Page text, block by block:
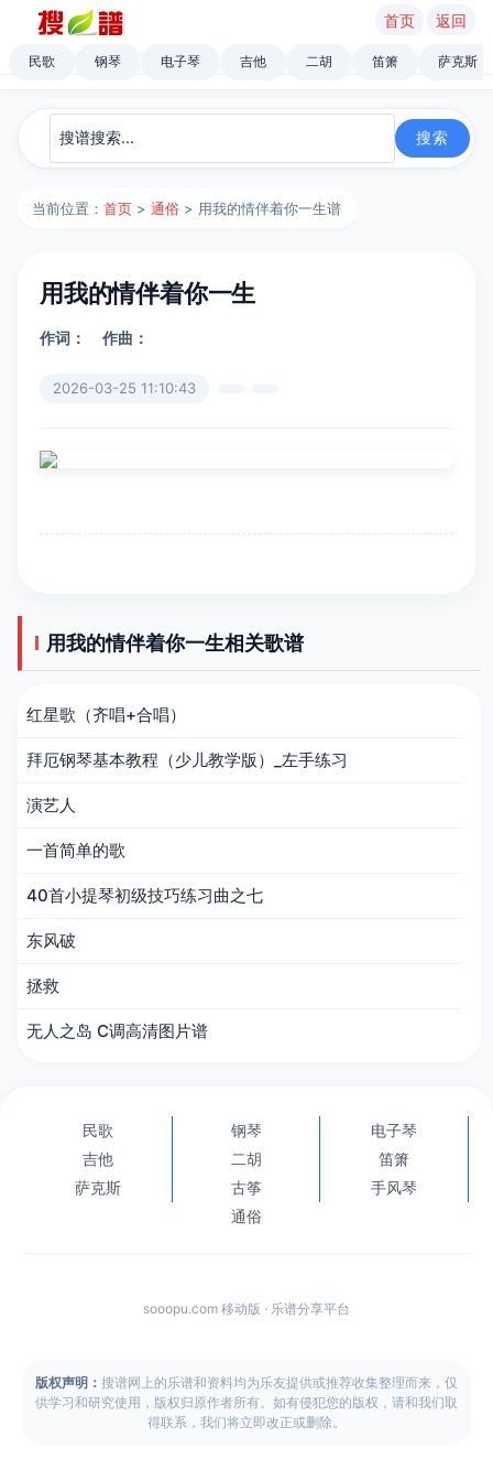
首页 返回
民歌 钢琴 电子琴 吉他 二胡 笛箫 萨克斯
当前位置：首页 >通俗 > 用我的情伴着你一生谱
用我的情伴着你一生
作词： 作曲：
2026-03-25 11:10:43
用我的情伴着你一生相关歌谱
红星歌（齐唱+合唱）
拜厄钢琴基本教程（少儿教学版）_左手练习
演艺人
一首简单的歌
40首小提琴初级技巧练习曲之七
东风破
拯救
无人之岛 C调高清图片谱
民歌 钢琴
电子琴
吉他
二胡
笛箫
萨克斯
古筝
手风琴
通俗
sooopu.com 移动版 · 乐谱分享平台
版权声明： 搜谱网上的乐谱和资料均为乐友提供或推荐收集整理而来，仅
供学习和研究使用，版权归原作者所有。如有侵犯您的版权，请和我们取
得联系，我们将立即改正或删除。